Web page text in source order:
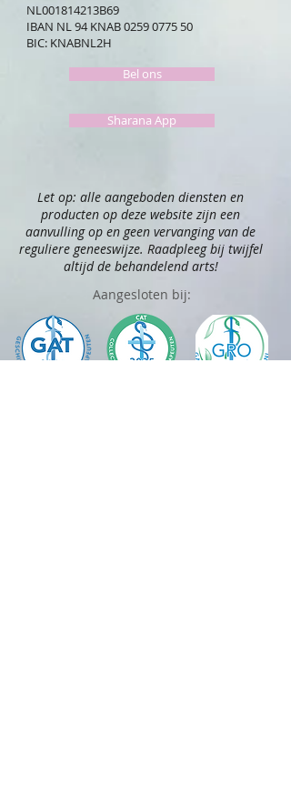
NL001814213B69
IBAN NL 94 KNAB0259 0775 50
BIC: KNABNL2H
Bel ons
Sharana App
Let op: alle aangeboden diensten en
producten op deze website zijn een
aanvulling op en geen vervanging van de
reguliere geneeswijze. Raadpleeg bij twijfel
altijd de behandelend arts!
Aangesloten bij: